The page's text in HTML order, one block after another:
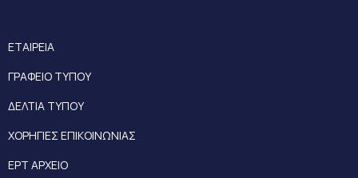
ΕΤΑΙΡΕΙΑ
ΓΡΑΦΕΙΟ ΤΥΠΟΥ
ΔΕΛΤΙΑ ΤΥΠΟΥ
ΧΟΡΗΓΙΕΣ ΕΠΙΚΟΙΝΩΝΙΑΣ
ΕΡΤ ΑΡΧΕΙΟ